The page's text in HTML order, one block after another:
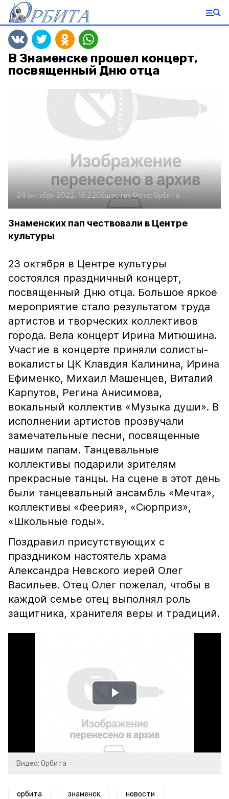
В Знаменске прошел концерт,
посвященный Дню отца
24 октября 2022, 16:22ОбществоФото: Орбита
Знаменских пап чествовали в Центре
культуры
23 октября в Центре культуры
состоялся праздничный концерт,
посвященный Дню отца. Большое яркое
мероприятие стало результатом труда
артистов и творческих коллективов
города. Вела концерт Ирина Митюшина.
Участие в концерте приняли солисты-
вокалисты ЦК Клавдия Калинина, Ирина
Ефименко, Михаил Машенцев, Виталий
Карпутов, Регина Анисимова,
вокальный коллектив «Музыка души». В
исполнении артистов прозвучали
замечательные песни, посвященные
нашим папам. Танцевальные
коллективы подарили зрителям
прекрасные танцы. На сцене в этот день
были танцевальный ансамбль «Мечта»,
коллективы «Феерия», «Сюрприз»,
«Школьные годы».
Поздравил присутствующих с
праздником настоятель храма
Александра Невского иерей Олег
Васильев. Отец Олег пожелал, чтобы в
каждой семье отец выполнял роль
защитника, хранителя веры и традиций.
Play
Video
Видео: Орбита
орбита знаменск новости